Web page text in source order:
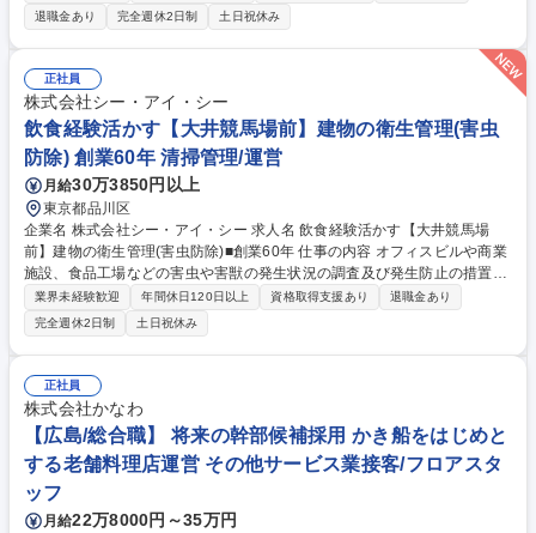
務：採用業務、ITインフラ整備、勤怠システムなどの社内システムの管理
やそれらの指導、事務所内の環境管理・備品管理、労災保険の手続き、各
種社内イベントの企画・運営など ■経理業務：預金管理、請求書発行、経
費精算、経費仕訳、月次、年次決算業務など 募集職種 大阪【総務経理】
海洋資源調査業界/1910年より続く信頼と実績/ご経験を活かす
退職金あり
完全週休2日制 土日祝休み
正社員
株式会社シー・アイ・シー
飲食経験活かす【大井競馬場前】建物の衛生管理(害虫
防除) 創業60年 清掃管理/運営
月給30万3850円以上
東京都品川区
企業名 株式会社シー・アイ・シー 求人名 飲食経験活かす【大井競馬場
前】建物の衛生管理(害虫防除)■創業60年 仕事の内容 オフィスビルや商業
施設、食品工場などの害虫や害獣の発生状況の調査及び発生防止の措置を
講じます。「建築物衛生法」に基づき建物の管理者に義務付けられている
ため、常に需要があり、非常に安定した事業です。 【詳細】調査結果によ
り追加の作業が必要な場合は提案及び見積もりの作成から受注まで行いま
す。時には大型ビルの設計段階から携わり、ねずみが侵入しにくい構造と
なるようコンサルテーションも行います。 【働き方】残業平均30時間/
月。繁忙期は45時間もありますが、残業削減のために増員募集中。現場に
よっては休日・夜間勤務有(手当/振休有) 【競合優位性】全員が正社員のた
め他社より高額ですが高品質で選ばれています。 募集職種 飲食経験活か
す【大井競馬場前】建物の衛生管理(害虫防除)■創業60年
業界未経験歓迎 年間休日120日以上 資格取得支援あり
退職金あり
完全週休2日制
土日祝休み
正社員
株式会社かなわ
【広島/総合職】 将来の幹部候補採用 かき船をはじめと
する老舗料理店運営 その他サービス業接客/フロアスタ
ッフ
月給22万8000円～35万円